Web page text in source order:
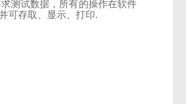
测试数据，所有的操作在软件
可存取、显示、打印.